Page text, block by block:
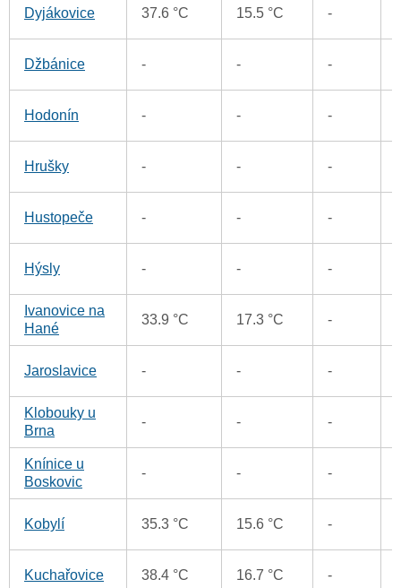
Dyjákovice 37.6 °C 15.5 °C -
Džbánice - - -
Hodonín - - -
Hrušky - - -
Hustopeče - - -
Hýsly - - -
Ivanovice na
Hané
33.9 °C 17.3 °C -
Jaroslavice - - -
Klobouky u
Brna
- - -
Knínice u
Boskovic
- - -
Kobylí 35.3 °C 15.6 °C -
Kuchařovice 38.4 °C 16.7 °C -